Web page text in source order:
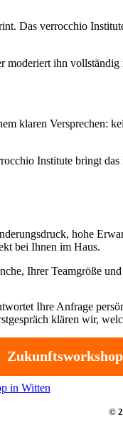
Das verrocchio
ihn
klaren Versprechen:
Institute bringt
hohe
bei Ihnen im Haus.
Ihrer Teamgröße
Ihre Anfrage
klären wir,
in Witten
©